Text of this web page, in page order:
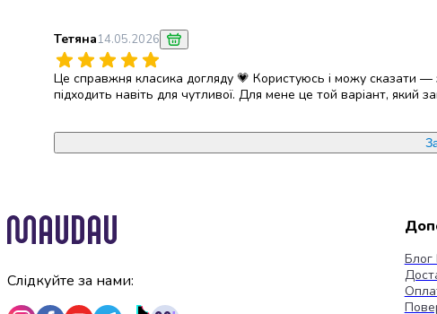
Хрін
Кондитерські
вироби
Шоколад
Печиво
Вафлі
рулети
Круасани
рогалики
Тетяна14.05.2026
Це справжня класика догляду 💗 Користуюсь і можу сказати —
підходить навіть для чутливої. Для мене це той варіант,
Слідкуйте за нами:
Блог